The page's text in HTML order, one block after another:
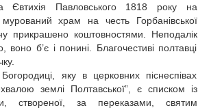
Євтихія Павловського 1818 року на
храм на честь Горбанівської
прикрашено коштовностями. Неподалік
б’є і понині. Благочестиві полтавці
яку в церковних піснеспівах
землі Полтавської”, є списком із
створеної, за переказами, святим